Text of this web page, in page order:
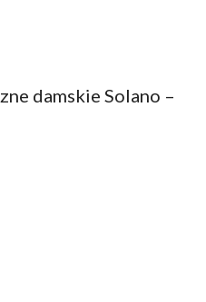
damskie Solano –